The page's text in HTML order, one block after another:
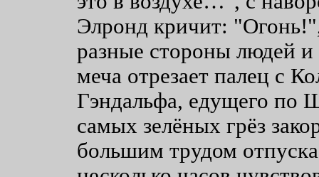
Элронд кричит:
разные стороны людей
меча отрезает палец с
Гэндальфа, едущего по
самых зелёных грёз
большим трудом